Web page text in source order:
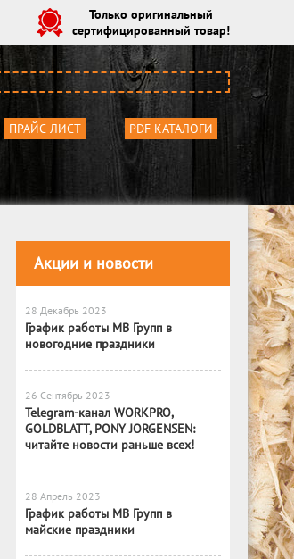
Только оригинальный
сертифицированный товар!
ПРАЙС-ЛИСТ PDF КАТАЛОГИ
Акции и новости
28 Декабрь 2023
График работы МВ Групп в
новогодние праздники
26 Сентябрь 2023
Telegram-канал WORKPRO,
GOLDBLATT, PONY JORGENSEN:
читайте новости раньше всех!
28 Апрель 2023
График работы МВ Групп в
майские праздники